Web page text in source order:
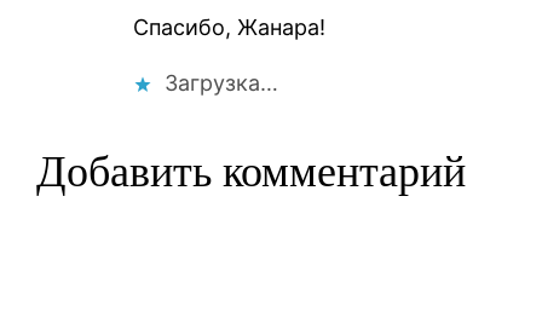
Спасибо, Жанара!
Загрузка…
Добавить комментарий